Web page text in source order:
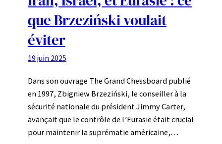
que Brzeziński voulait
éviter
19 juin 2025
Dans son ouvrage The Grand Chessboard publié
en 1997, Zbigniew Brzeziński, le conseiller à la
sécurité nationale du président Jimmy Carter,
avançait que le contrôle de l’Eurasie était crucial
pour maintenir la suprématie américaine,…